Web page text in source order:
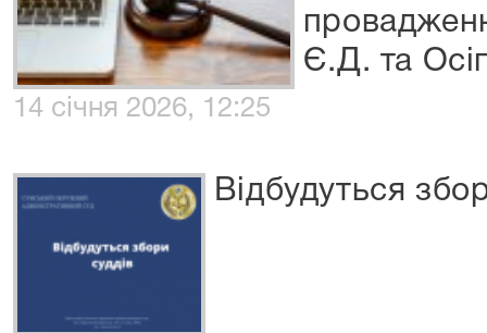
Є.Д. та
14 січня 2026, 12:25
Відбудуться